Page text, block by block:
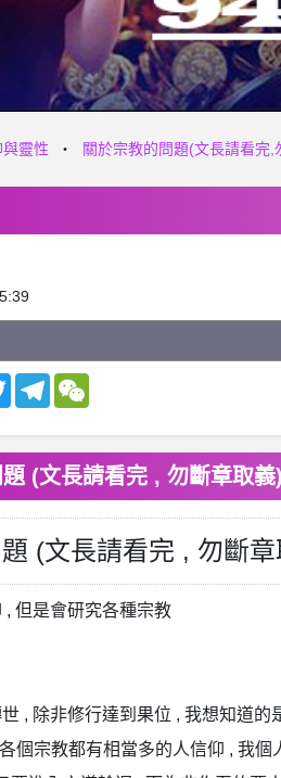
靈性 關於宗教的問題(文長請看完,
TwitterTelegram
題 (文長請看完 , 勿斷章取義
(文長請看完 , 勿斷
但是會研究各種宗教
, 除非修行達到果位 , 我想知道
個宗教都有相當多的人信仰 , 我